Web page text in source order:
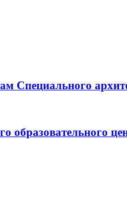
Специального
образовательного